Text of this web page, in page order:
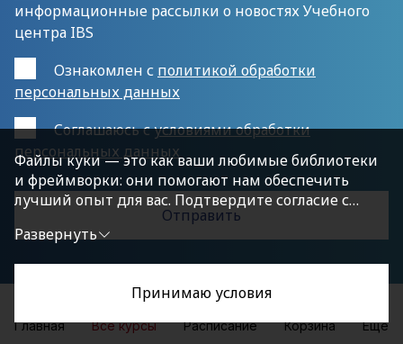
информационные рассылки о новостях Учебного
центра IBS
Ознакомлен с политикой обработки
персональных данных
Cоглашаюсь сусловиями обработки
персональных данных
Главная Все курсы Расписание Корзина Еще
Файлы куки — это как ваши любимые библиотеки
и фреймворки: они помогают нам обеспечить
лучший опыт для вас. Подтвердите согласие с
политикой конфиденциальности, нажав
«Принимаю условия», чтобы продолжить.
Развернуть
Принимаю условия